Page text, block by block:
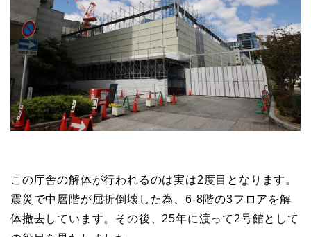
この庁舎の解体が行われるのは実は2度目となります。
震災で中層階が屈折倒壊した為、6-8階の3フロアを解
体撤去しています。その後、25年に渡って2号館として